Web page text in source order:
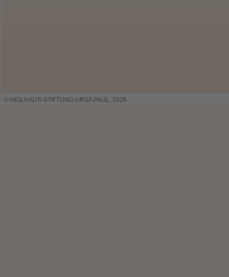
© HEILHAUS-STIFTUNG URSA PAUL, 2026